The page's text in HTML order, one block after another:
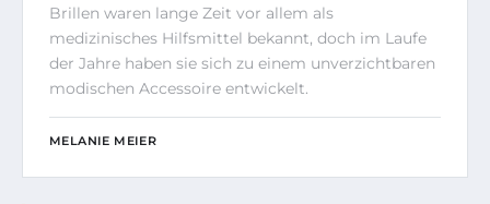
Brillen waren lange Zeit vor allem als
medizinisches Hilfsmittel bekannt, doch im Laufe
der Jahre haben sie sich zu einem unverzichtbaren
modischen Accessoire entwickelt.
MELANIE MEIER